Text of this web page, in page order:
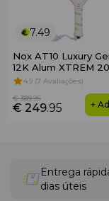
7.49
Nox AT10 Luxury
12K Alum XTREM
4.9 (7 Avaliações)
€ 249.95
€ 389.95
+
Entrega
dias úteis